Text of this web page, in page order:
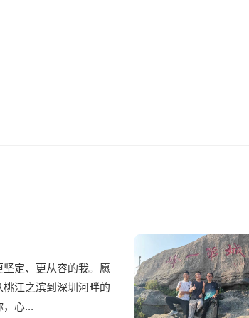
定、更从容的我。愿
江之滨到深圳河畔的
心...